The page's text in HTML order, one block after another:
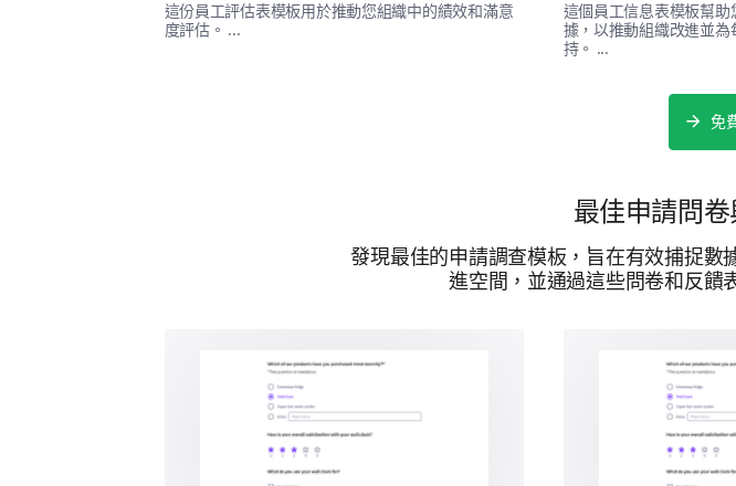
請提出具體建
這份員工評估表模板用於推動您組織中的績效和滿意
度評估。 ...
這個員工信息表模板幫
據，以推動組織改進並
持。 ...
免
最佳申請問
發現最佳的申請調查模板，旨在有效捕捉
進空間，並通過這些問卷和反饋